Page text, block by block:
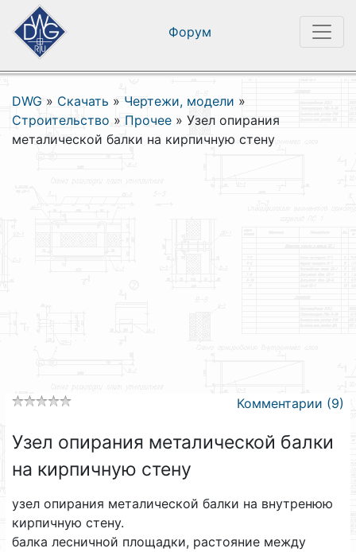
Форум
DWG » Скачать » Чертежи, модели »
Строительство » Прочее » Узел опирания
металической балки на кирпичную стену
Комментарии (9)
Узел опирания металической балки
на кирпичную стену
узел опирания металической балки на внутренюю
кирпичную стену.
балка лесничной площадки, растояние между